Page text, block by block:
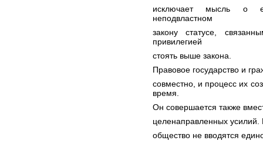
исключает мысль о
неподвластном
закону статусе,
привилегией
стоять выше закона.
Правовое государство и
совместно, и процесс их
время.
Он совершается также
целенаправленных усилий.
общество не вводятся